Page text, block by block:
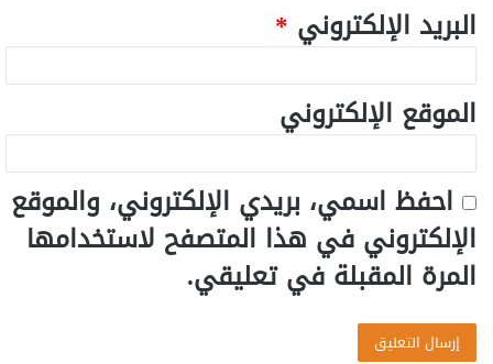
البريد الإلكتروني *
الموقع الإلكتروني
احفظ اسمي، بريدي الإلكتروني، والموقع
الإلكتروني في هذا المتصفح لاستخدامها
المرة المقبلة في تعليقي.